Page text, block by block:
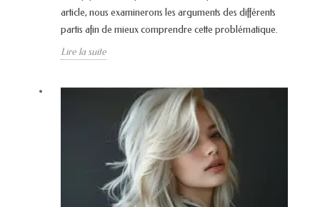
article, nous examinerons les arguments des différents
partis afin de mieux comprendre cette problématique.
Lire la suite